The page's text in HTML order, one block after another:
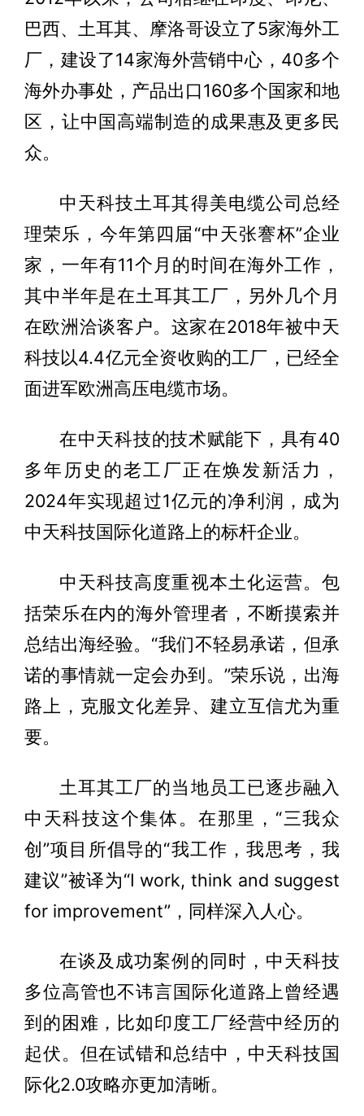
巴西、土耳其、摩洛哥设立了5家海外工
厂，建设了14家海外营销中心，40多个
海外办事处，产品出口160多个国家和地
区，让中国高端制造的成果惠及更多民
众。
中天科技土耳其得美电缆公司总经
理荣乐，今年第四届“中天张謇杯”企业
家，一年有11个月的时间在海外工作，
其中半年是在土耳其工厂，另外几个月
在欧洲洽谈客户。这家在2018年被中天
科技以4.4亿元全资收购的工厂，已经全
面进军欧洲高压电缆市场。
在中天科技的技术赋能下，具有40
多年历史的老工厂正在焕发新活力，
2024年实现超过1亿元的净利润，成为
中天科技国际化道路上的标杆企业。
中天科技高度重视本土化运营。包
括荣乐在内的海外管理者，不断摸索并
总结出海经验。“我们不轻易承诺，但承
诺的事情就一定会办到。”荣乐说，出海
路上，克服文化差异、建立互信尤为重
要。
土耳其工厂的当地员工已逐步融入
中天科技这个集体。在那里，“三我众
创”项目所倡导的“我工作，我思考，我
建议”被译为“I work, think and suggest
for improvement”，同样深入人心。
在谈及成功案例的同时，中天科技
多位高管也不讳言国际化道路上曾经遇
到的困难，比如印度工厂经营中经历的
起伏。但在试错和总结中，中天科技国
际化2.0攻略亦更加清晰。